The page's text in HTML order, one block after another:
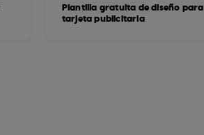
Plantilla gratuita de diseño para
tarjeta publicitaria